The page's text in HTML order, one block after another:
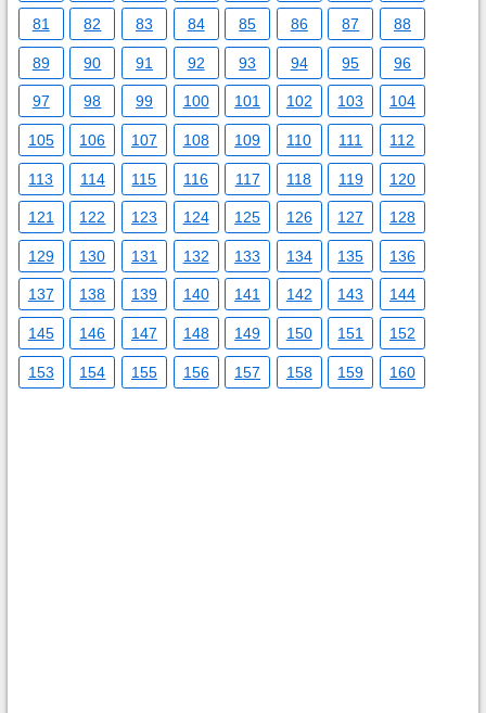
81 82 83 84 85 86 87 88
89 90 91 92 93 94 95 96
97 98 99 100 101 102 103 104
105 106 107 108 109 110 111 112
113 114 115 116 117 118 119 120
121 122 123 124 125 126 127 128
129 130 131 132 133 134 135 136
137 138 139 140 141 142 143 144
145 146 147 148 149 150 151 152
153 154 155 156 157 158 159 160